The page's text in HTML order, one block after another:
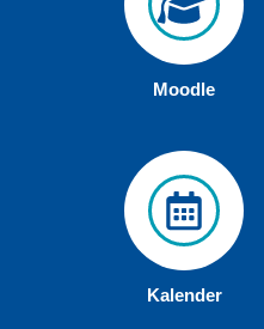
Moodle
Kalender